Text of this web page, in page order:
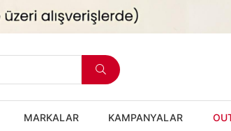
MARKALAR KAMPANYALAR